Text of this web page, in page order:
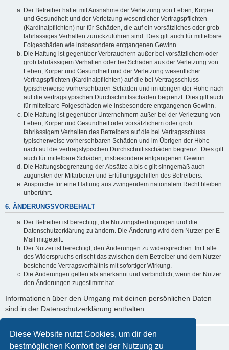
Diese Website nutzt Cookies, um dir den
bestmöglichen Komfort bei der Nutzung zu
Der Betreiber haftet mit Ausnahme der Verletzung von Leben, Körper
und Gesundheit und der Verletzung wesentlicher Vertragspflichten
(Kardinalpflichten) nur für Schäden, die auf ein vorsätzliches oder grob
fahrlässiges Verhalten zurückzuführen sind. Dies gilt auch für mittelbare
Folgeschäden wie insbesondere entgangenen Gewinn.
Die Haftung ist gegenüber Verbrauchern außer bei vorsätzlichem oder
grob fahrlässigem Verhalten oder bei Schäden aus der Verletzung von
Leben, Körper und Gesundheit und der Verletzung wesentlicher
Vertragspflichten (Kardinalpflichten) auf die bei Vertragsschluss
typischerweise vorhersehbaren Schäden und im übrigen der Höhe nach
auf die vertragstypischen Durchschnittsschäden begrenzt. Dies gilt auch
für mittelbare Folgeschäden wie insbesondere entgangenen Gewinn.
Die Haftung ist gegenüber Unternehmern außer bei der Verletzung von
Leben, Körper und Gesundheit oder vorsätzlichem oder grob
fahrlässigem Verhalten des Betreibers auf die bei Vertragsschluss
typischerweise vorhersehbaren Schäden und im Übrigen der Höhe
nach auf die vertragstypischen Durchschnittsschäden begrenzt. Dies gilt
auch für mittelbare Schäden, insbesondere entgangenen Gewinn.
Die Haftungsbegrenzung der Absätze a bis c gilt sinngemäß auch
zugunsten der Mitarbeiter und Erfüllungsgehilfen des Betreibers.
Ansprüche für eine Haftung aus zwingendem nationalem Recht bleiben
unberührt.
6. ÄNDERUNGSVORBEHALT
Der Betreiber ist berechtigt, die Nutzungsbedingungen und die
Datenschutzerklärung zu ändern. Die Änderung wird dem Nutzer per E-
Mail mitgeteilt.
Der Nutzer ist berechtigt, den Änderungen zu widersprechen. Im Falle
des Widerspruchs erlischt das zwischen dem Betreiber und dem Nutzer
bestehende Vertragsverhältnis mit sofortiger Wirkung.
Die Änderungen gelten als anerkannt und verbindlich, wenn der Nutzer
den Änderungen zugestimmt hat.
Informationen über den Umgang mit deinen persönlichen Daten
sind in der Datenschutzerklärung enthalten.